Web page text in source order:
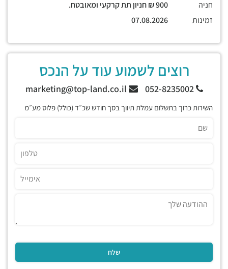
חניה
זמינות
רוצים לשמוע עוד על הנכס
052-8235002
השירות כרוך בתשלום עמלת תיווך בסך חודש שכ״ד (כולל) פלוס מע״מ